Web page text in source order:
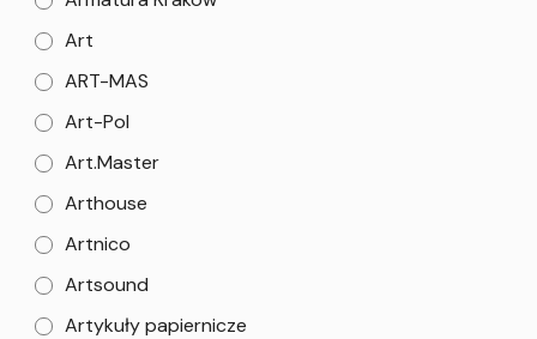
Art
ART-MAS
Art-Pol
Art.Master
Arthouse
Artnico
Artsound
Artykuły papiernicze